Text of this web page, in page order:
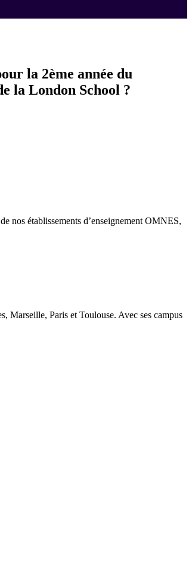
la 2ème année du
la London School ?
nos établissements d’enseignement OMNES,
Marseille, Paris et Toulouse. Avec ses campus